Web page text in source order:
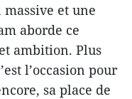
et une
aborde ce
ambition. Plus
l’occasion pour
sa place de